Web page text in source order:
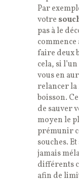
Par
votre
pas à le
faire deux
cela, si
vous en
relancer
boisson.
de sauver
moyen le
prémunir
souches.
jamais
différents
afin de